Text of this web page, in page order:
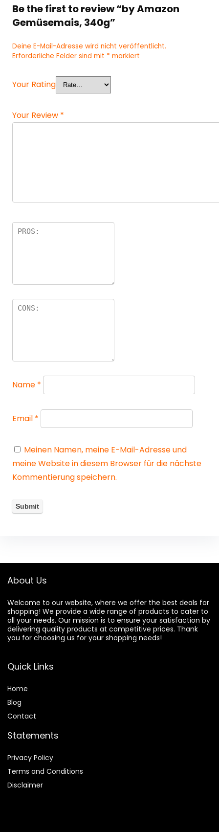
Be the first to review “by Amazon
Gemüsemais, 340g”
Deine E-Mail-Adresse wird nicht veröffentlicht.
Erforderliche Felder sind mit * markiert
Your Rating
Your Review *
Name *
Email *
Meinen Namen, meine E-Mail-Adresse und
meine Website in diesem Browser für die nächste
Kommentierung speichern.
About Us
Welcome to our website, where we offer the best deals for
shopping! We provide a wide range of products to cater to
all your needs. Our mission is to ensure your satisfaction by
delivering quality products at competitive prices. Thank
you for choosing us for your shopping needs!
Quick Links
Home
Blog
Contact
Statements
Privacy Policy
Terms and Conditions
Disclaimer